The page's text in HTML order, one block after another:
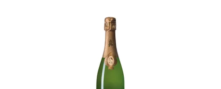
aroma briošek a citrusů, na které navazuje jemná,
krémová chuť s vyváženými tříslovinami. Doporučujeme
podávat při teplotě 6 - 8 st. Tradiční...